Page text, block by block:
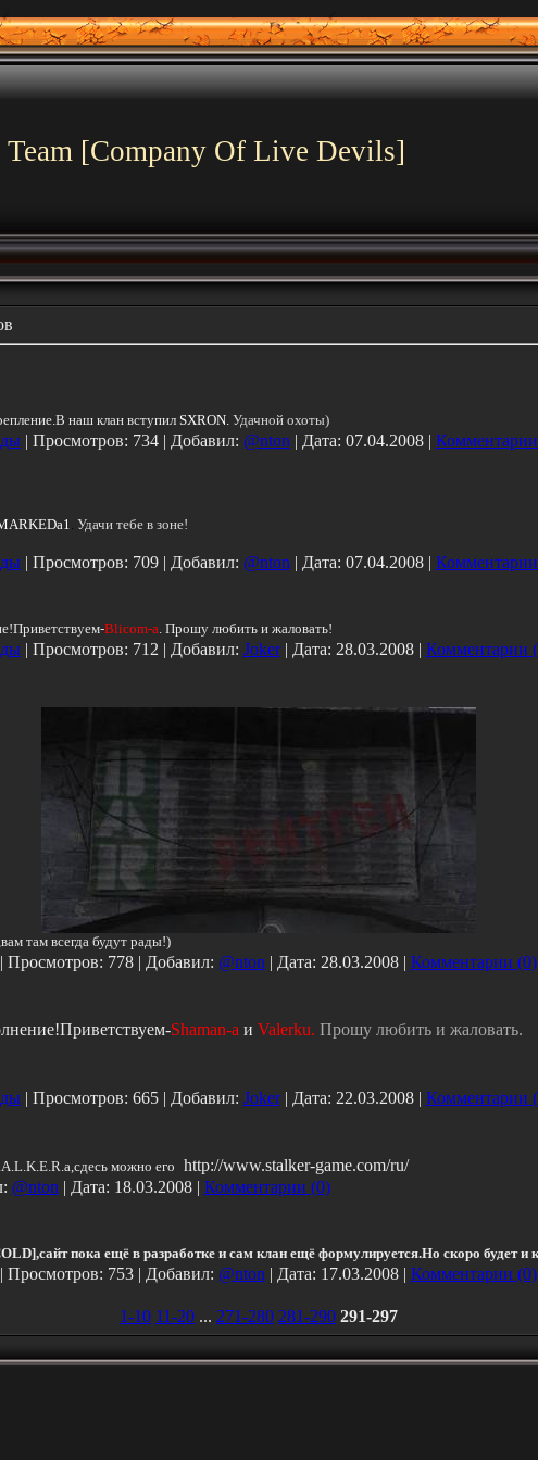
Team [Company Of Live Devils]
наш клан вступил SXRON. Удачной охоты)
| Просмотров: 734 | Добавил: @nton | Дата: 07.04.2008|
. Удачи тебе в зоне!
| Просмотров: 709 | Добавил: @nton | Дата: 07.04.2008|
Blicom-a. Прошу любить и жаловать!
| Просмотров: 712 | Добавил: Joker| Дата: 28.03.2008| Комментарии
там всегда будут рады!)
| Просмотров: 778 | Добавил: @nton | Дата: 28.03.2008| Комментарии (0)
Shaman-a и Valerku. Прошу любить и жаловать.
| Просмотров: 665 | Добавил: Joker| Дата: 22.03.2008| Комментарии
можно его http://www.stalker-game.com/ru/
@nton | Дата: 18.03.2008| Комментарии (0)
пока ещё в разработке и сам клан ещё формулируется.Но скоро будет и
| Просмотров: 753 | Добавил: @nton | Дата: 17.03.2008| Комментарии (0)
1-10 11-20 ... 271-280 281-290 291-297